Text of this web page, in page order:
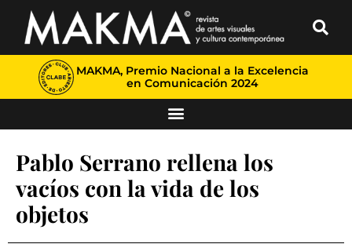
MAKMA, Premio Nacional a la Excelencia
en Comunicación 2024
Pablo Serrano rellena los
vacíos con la vida de los
objetos